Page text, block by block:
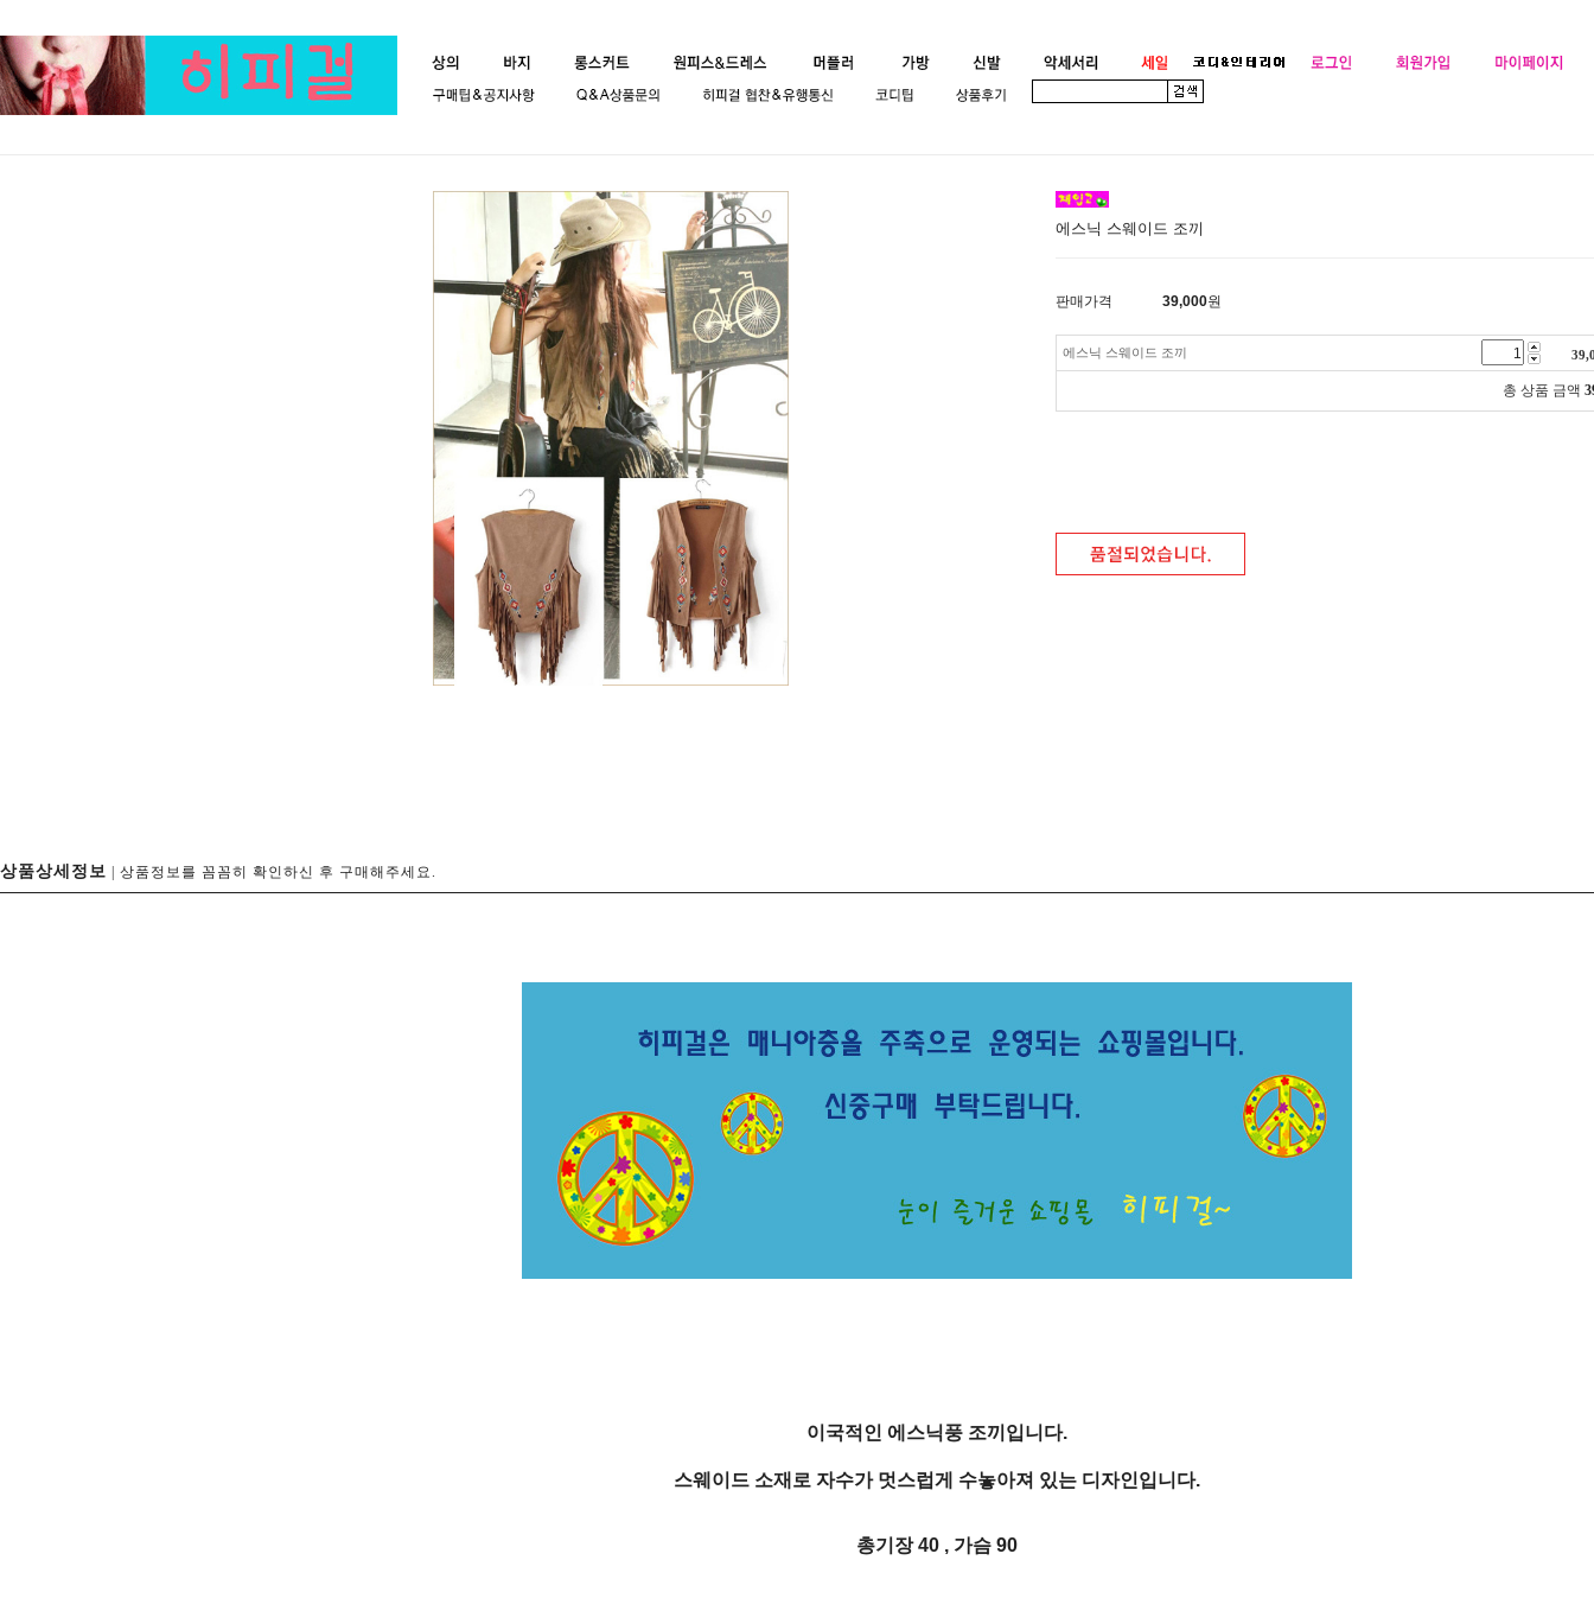
에스닉 스웨이드 조끼
판매가격 39,000원
에스닉 스웨이드 조끼
총 상품 금액
상품상세정보 | 상품정보를 꼼꼼히 확인하신 후 구매해주세요.
이국적인 에스닉풍 조끼입니다.
스웨이드 소재로 자수가 멋스럽게 수놓아져 있는 디자인입니다.
총기장 40 , 가슴 90